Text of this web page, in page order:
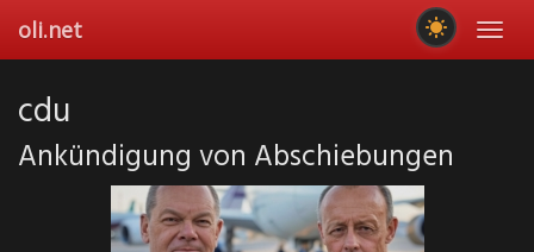
main
oli.net
cdu
Ankündigung von Abschiebungen